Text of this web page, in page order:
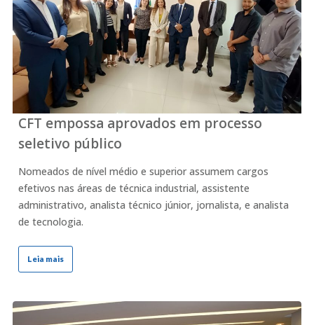
CFT empossa aprovados em processo
seletivo público
Nomeados de nível médio e superior assumem cargos
efetivos nas áreas de técnica industrial, assistente
administrativo, analista técnico júnior, jornalista, e analista
de tecnologia.
Leia mais